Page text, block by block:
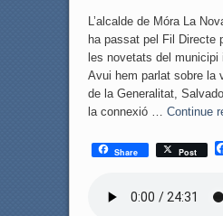
L’alcalde de Móra La
ha passat pel Fil Directe
les novetats del
Avui hem parlat sobre la
de la Generalitat,
la connexió … Continue
Share Post